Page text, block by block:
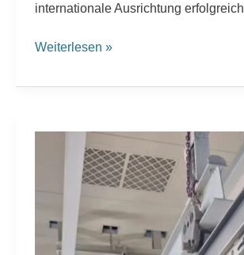
internationale Ausrichtung erfolgreich
Weiterlesen »
Blechbearbeitungsmaschinen
RAS